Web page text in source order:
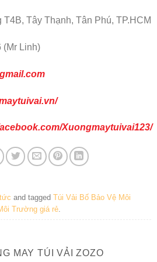
Tây Thạnh, Tân Phú, TP.HCM
(Mr Linh)
Xuongmaytuivai123/
and tagged Túi Vải Bố Bảo Vệ Môi
Trường giá rẻ
MAY TÚI VẢI ZOZO